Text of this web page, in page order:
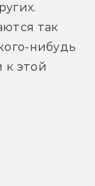
так
нибудь
к этой